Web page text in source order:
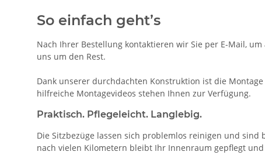
So einfach geht’s
Nach Ihrer Bestellung kontaktieren wir Sie per E-Mail,
uns um den Rest.
Dank unserer durchdachten Konstruktion ist die
hilfreiche Montagevideos stehen Ihnen zur Verfügung.
Praktisch. Pflegeleicht. Langlebig.
Die Sitzbezüge lassen sich problemlos reinigen und
nach vielen Kilometern bleibt Ihr Innenraum gepflegt